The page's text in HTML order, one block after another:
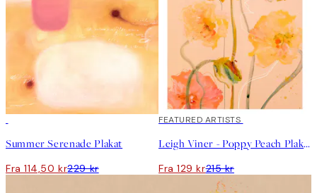
Summer Serenade Plakat
Fra 114,50 kr229 kr
40%*
FEATURED ARTISTS
Leigh Viner - Poppy Peach Plakat
Fra 129 kr215 kr